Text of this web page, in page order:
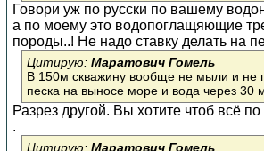
Говори уж по русски по вашему
а по моему это водопоглащяющие
породы..! Не надо ставку делать на
Цитирую: Маратович Гомель
В 150м скважину вообще не мыли и не
песка на выносе море и вода через 30
Разрез другой. Вы хотите чтоб всё
.
Цитирую: Маратович Гомель